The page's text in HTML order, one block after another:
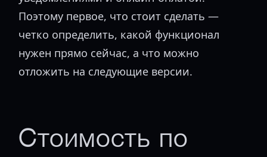
Поэтому первое, что стоит сделать —
четко определить, какой функционал
нужен прямо сейчас, а что можно
отложить на следующие версии.
Стоимость по